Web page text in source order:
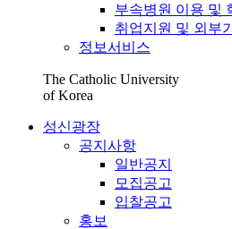
부속병원 이용 및
취업지원 및 외부
정보서비스
The Catholic University
of Korea
성신광장
공지사항
일반공지
모집공고
입찰공고
홍보